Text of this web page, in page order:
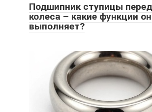
Подшипник ступицы
колеса – какие функции он
выполняет?